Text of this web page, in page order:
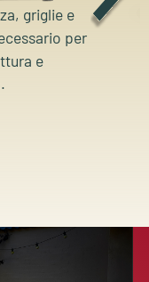
griglie e
per
e